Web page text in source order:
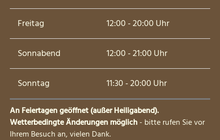
Freitag 12:00 - 20:00 Uhr
Sonnabend 12:00 - 21:00 Uhr
Sonntag 11:30 - 20:00 Uhr
An Feiertagen geöffnet (außer Heiligabend).
Wetterbedingte Änderungen möglich - bitte rufen Sie vor
Ihrem Besuch an, vielen Dank.